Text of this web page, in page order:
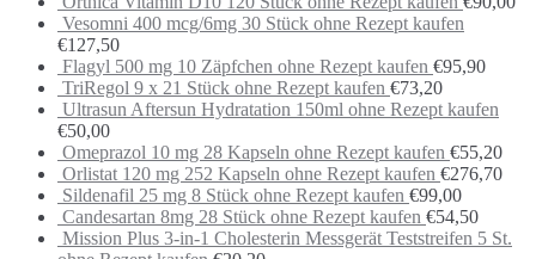
Vesomni 400 mcg/6mg 30 Stück ohne Rezept kaufen
€127,50
Flagyl 500 mg 10 Zäpfchen ohne Rezept kaufen €95,90
TriRegol 9 x 21 Stück ohne Rezept kaufen €73,20
Ultrasun Aftersun Hydratation 150ml ohne Rezept kaufen
€50,00
Omeprazol 10 mg 28 Kapseln ohne Rezept kaufen €55,20
Orlistat 120 mg 252 Kapseln ohne Rezept kaufen €276,70
Sildenafil 25 mg 8 Stück ohne Rezept kaufen €99,00
Candesartan 8mg 28 Stück ohne Rezept kaufen €54,50
Mission Plus 3-in-1 Cholesterin Messgerät Teststreifen 5 St.